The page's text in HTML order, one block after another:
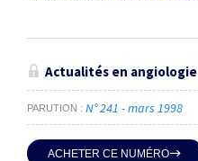
Actualités en angiologie
PARUTION N° 241 - mars 1998
ACHETER CE NUMÉRO